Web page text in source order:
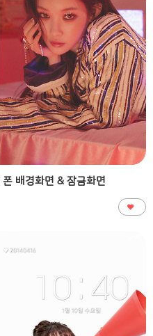
배경화면 & 잠금화면